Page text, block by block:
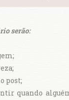
serão:
post;
quando